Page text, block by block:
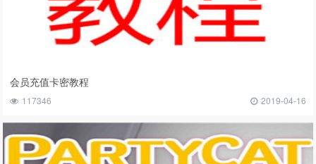
会员充值卡密教程
117346 2019-04-16